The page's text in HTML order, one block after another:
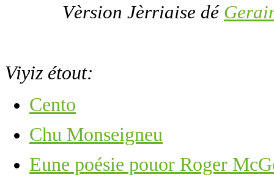
Vèrsion Jèrriaise dé
Viyiz étout:
Cento
Chu Monseigneu
Eune poésie pouor Roger